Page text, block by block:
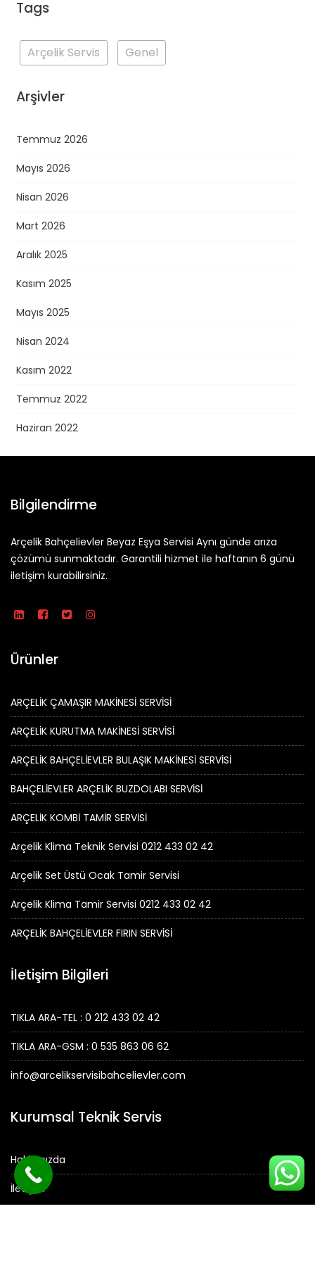
Tags
Arçelik Servis Genel
Arşivler
Temmuz 2026
Mayıs 2026
Nisan 2026
Mart 2026
Aralık 2025
Kasım 2025
Mayıs 2025
Nisan 2024
Kasım 2022
Temmuz 2022
Haziran 2022
Bilgilendirme
Arçelik Bahçelievler Beyaz Eşya Servisi Aynı günde arıza
çözümü sunmaktadır. Garantili hizmet ile haftanın 6 günü
iletişim kurabilirsiniz.
Ürünler
ARÇELİK ÇAMAŞIR MAKİNESİ SERVİSİ
ARÇELİK KURUTMA MAKİNESİ SERVİSİ
ARÇELİK BAHÇELİEVLER BULAŞIK MAKİNESİ SERVİSİ
BAHÇELİEVLER ARÇELİK BUZDOLABI SERVİSİ
ARÇELİK KOMBİ TAMİR SERVİSİ
Arçelik Klima Teknik Servisi 0212 433 02 42
Arçelik Set Üstü Ocak Tamir Servisi
Arçelik Klima Tamir Servisi 0212 433 02 42
ARÇELİK BAHÇELİEVLER FIRIN SERVİSİ
İletişim Bilgileri
TIKLA ARA-TEL : 0 212 433 02 42
TIKLA ARA-GSM : 0 535 863 06 62
info@arcelikservisibahcelievler.com
Kurumsal Teknik Servis
Hakkımızda
İletişim